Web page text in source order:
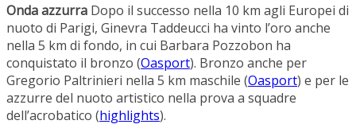
Onda azzurra Dopo il successo nella 10 km agli Europei di
nuoto di Parigi, Ginevra Taddeucci ha vinto l’oro anche
nella 5 km di fondo, in cui Barbara Pozzobon ha
conquistato il bronzo (Oasport). Bronzo anche per
Gregorio Paltrinieri nella 5 km maschile (Oasport) e per le
azzurre del nuoto artistico nella prova a squadre
dell’acrobatico (highlights).